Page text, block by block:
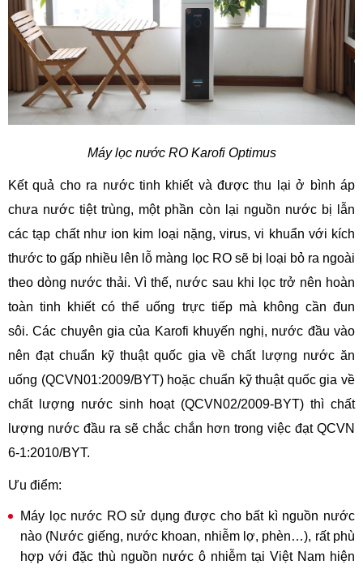
Máy lọc nước RO Karofi Optimus
Kết quả cho ra nước tinh khiết và được thu lại ở bình áp
chưa nước tiệt trùng, một phần còn lại nguồn nước bị lẫn
các tạp chất như ion kim loại nặng, virus, vi khuẩn với kích
thước to gấp nhiều lên lỗ màng lọc RO sẽ bị loại bỏ ra ngoài
theo dòng nước thải. Vì thế, nước sau khi lọc trở nên hoàn
toàn tinh khiết có thể uống trực tiếp mà không cần đun
sôi. Các chuyên gia của Karofi khuyến nghị, nước đầu vào
nên đạt chuẩn kỹ thuật quốc gia về chất lượng nước ăn
uống (QCVN01:2009/BYT) hoặc chuẩn kỹ thuật quốc gia về
chất lượng nước sinh hoạt (QCVN02/2009-BYT) thì chất
lượng nước đầu ra sẽ chắc chắn hơn trong việc đạt QCVN
6-1:2010/BYT.
Ưu điểm:
Máy lọc nước RO sử dụng được cho bất kì nguồn nước
nào (Nước giếng, nước khoan, nhiễm lợ, phèn…), rất phù
hợp với đặc thù nguồn nước ô nhiễm tại Việt Nam hiện